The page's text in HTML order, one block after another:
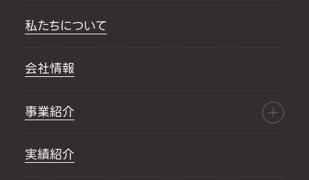
私たちについて
会社情報
事業紹介
実績紹介